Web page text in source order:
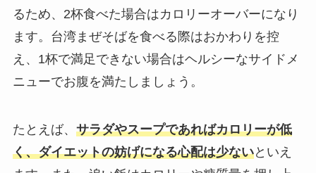
るため、2杯食べた場合はカロリーオーバーになり
ます。台湾まぜそばを食べる際はおかわりを控
え、1杯で満足できない場合はヘルシーなサイドメ
ニューでお腹を満たしましょう。
たとえば、 サラダやスープであればカロリーが低
く、ダイエットの妨げになる心配は少ないといえ